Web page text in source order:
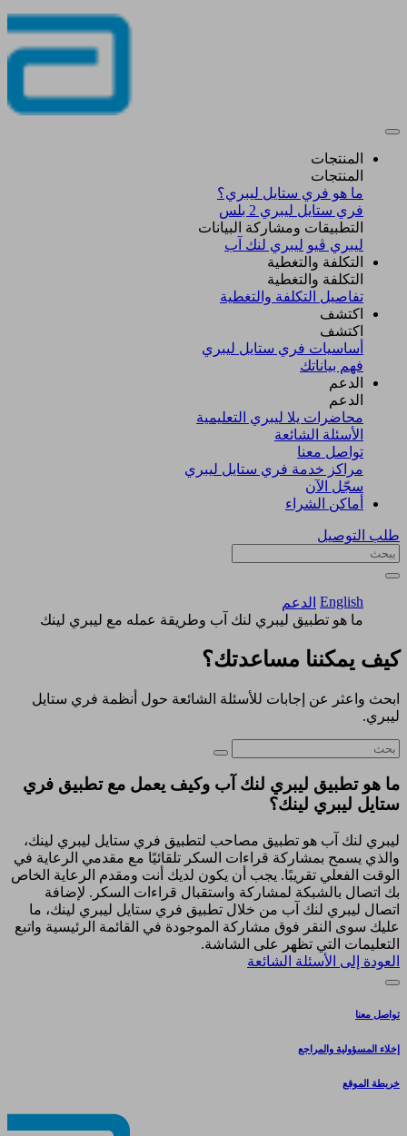
المنتجات
المنتجات
ما هو فري ستايل ليبري؟
فري ستايل ليبري 2 بلس​
التطبيقات ومشاركة البيانات
ليبري ڤيو ليبري لنك آب
التكلفة والتغطية
التكلفة والتغطية
تفاصيل التكلفة والتغطية
اكتشف​
اكتشف​
أساسيات فري ستايل ليبري
فهم بياناتك
الدعم
الدعم
محاضرات يلا ليبري التعليمية
الأسئلة الشائعة
تواصل معنا
مراكز خدمة فري ستايل ليبري
سجّل الآن​
أماكن الشراء
طلب التوصيل
English الدعم
ما هو تطبيق ليبري لنك آب وطريقة عمله مع ليبري لينك
كيف يمكننا مساعدتك؟
ابحث واعثر عن إجابات للأسئلة الشائعة حول أنظمة فري ستايل
ليبري.
ما هو تطبيق ليبري لنك آب وكيف يعمل مع تطبيق فري
ستايل ليبري لينك؟
ليبري لنك آب هو تطبيق مصاحب لتطبيق فري ستايل ليبري لينك،
والذي يسمح بمشاركة قراءات السكر تلقائيًا مع مقدمي الرعاية في
الوقت الفعلي تقريبًا. يجب أن يكون لديك أنت ومقدم الرعاية الخاص
بك اتصال بالشبكة لمشاركة واستقبال قراءات السكر. لإضافة
اتصال ليبري لنك آب من خلال تطبيق فري ستايل ليبري لينك، ما
عليك سوى النقر فوق مشاركة الموجودة في القائمة الرئيسية واتبع
التعليمات التي تظهر على الشاشة.
العودة إلى الأسئلة الشائعة
تواصل معنا
إخلاء المسؤولية والمراجع
خريطة الموقع